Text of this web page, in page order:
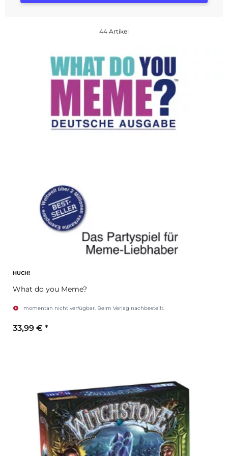
44 Artikel
HUCH!
What do you Meme?
momentan nicht verfügbar. Beim Verlag nachbestellt.
33,99 € *